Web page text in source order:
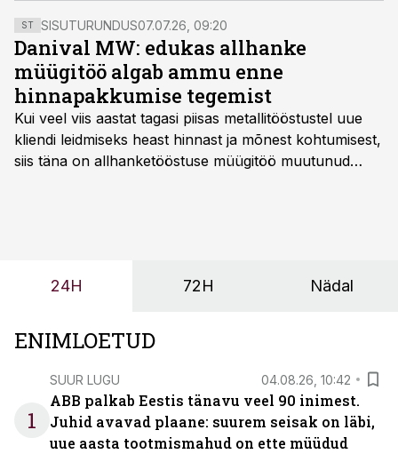
peaesinejana lavale küberturvalisuse ekspert, autor ja
hinnatud esineja Mikko Hyppönen.
ST SISUTURUNDUS07.07.26, 09:20
Danival MW: edukas allhanke
müügitöö algab ammu enne
hinnapakkumise tegemist
Kui veel viis aastat tagasi piisas metallitööstustel uue
kliendi leidmiseks heast hinnast ja mõnest kohtumisest,
siis täna on allhanketööstuse müügitöö muutunud
24H 72H Nädal
ENIMLOETUD
1
SUUR LUGU 04.08.26, 10:42
ABB palkab Eestis tänavu veel 90 inimest.
Juhid avavad plaane: suurem seisak on läbi,
uue aasta tootmismahud on ette müüdud